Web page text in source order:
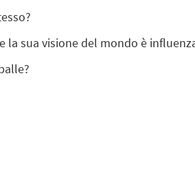
la sua visione del mondo è